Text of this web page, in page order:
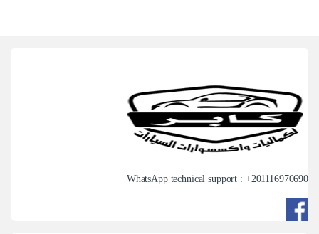
WhatsApp technical support : +201116970690